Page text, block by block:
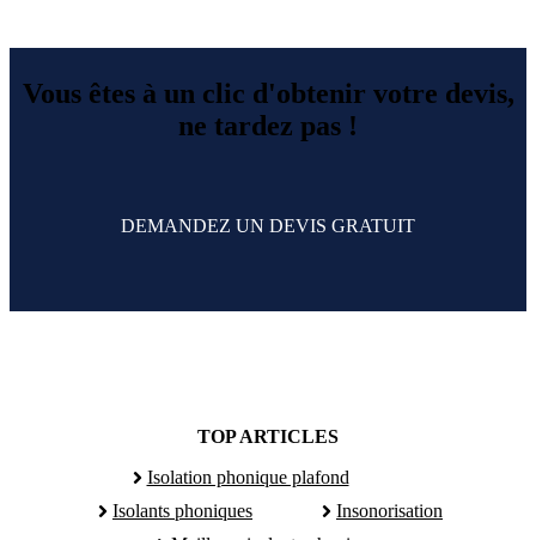
Vous êtes à un clic d'obtenir votre devis,
ne tardez pas !
DEMANDEZ UN DEVIS GRATUIT
TOP ARTICLES
Isolation phonique plafond
Isolants phoniques
Insonorisation